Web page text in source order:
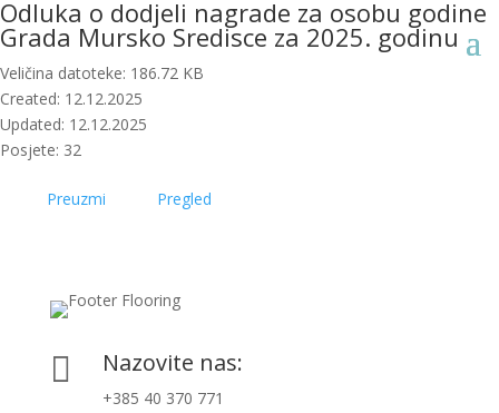
Odluka o dodjeli nagrade za osobu godine
Grada Mursko Sredisce za 2025. godinu
Veličina datoteke: 186.72 KB
Created: 12.12.2025
Updated: 12.12.2025
Posjete: 32
Preuzmi Pregled
 Nazovite nas:
+385 40 370 771